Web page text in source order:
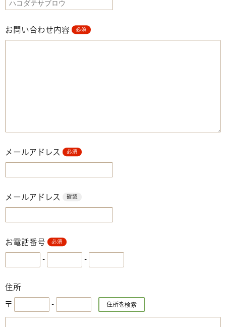
お問い合わせ内容 必須
メールアドレス 必須
メールアドレス 確認
お電話番号 必須
- -
住所
〒 -